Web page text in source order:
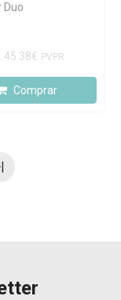
Duo
45.38€ PVPR
Comprar